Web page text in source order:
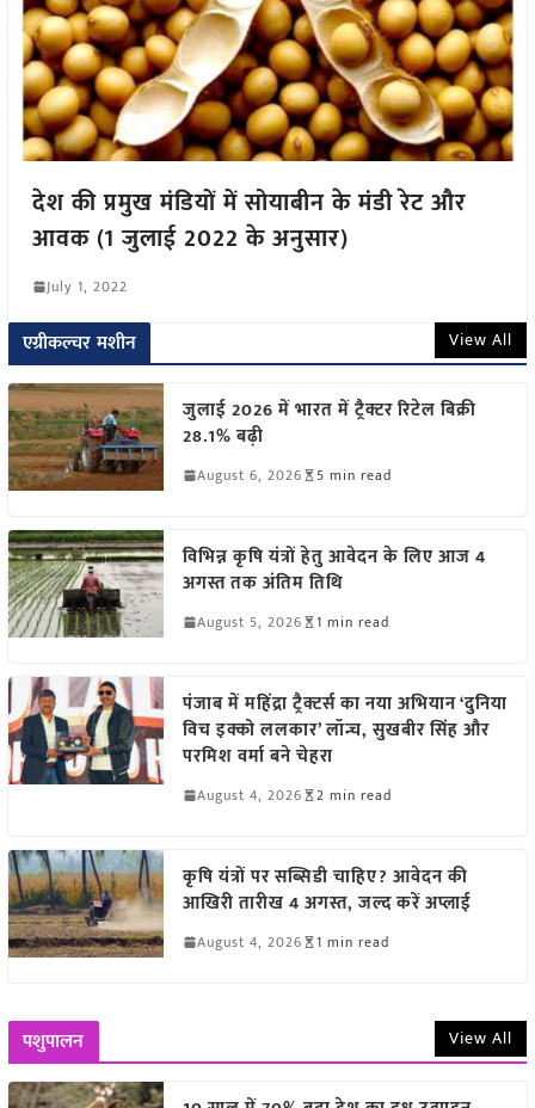
देश की प्रमुख मंडियों में सोयाबीन के मंडी रेट और
आवक (1 जुलाई 2022 के अनुसार)
July 1, 2022
एग्रीकल्चर मशीन View All
जुलाई 2026 में भारत में ट्रैक्टर रिटेल बिक्री
28.1% बढ़ी
August 6, 2026 5 min read
विभिन्न कृषि यंत्रों हेतु आवेदन के लिए आज 4
अगस्त तक अंतिम तिथि
August 5, 2026 1 min read
पंजाब में महिंद्रा ट्रैक्टर्स का नया अभियान ‘दुनिया
विच इक्को ललकार’ लॉन्च, सुखबीर सिंह और
परमिश वर्मा बने चेहरा
August 4, 2026 2 min read
कृषि यंत्रों पर सब्सिडी चाहिए? आवेदन की
आखिरी तारीख 4 अगस्त, जल्द करें अप्लाई
August 4, 2026 1 min read
पशुपालन View All